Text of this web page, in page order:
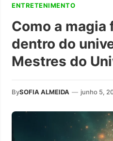
ENTRETENIMENTO
Como a magia
dentro do
Mestres do
BySOFIA ALMEIDA — junho 5,